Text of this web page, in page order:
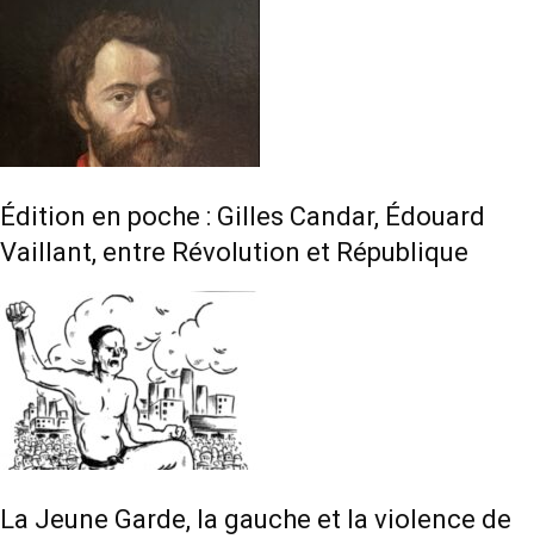
Édition en poche : Gilles Candar, Édouard
Vaillant, entre Révolution et République
La Jeune Garde, la gauche et la violence de